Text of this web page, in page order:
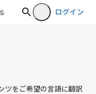
ログイン
ツをご希望の言語に翻訳